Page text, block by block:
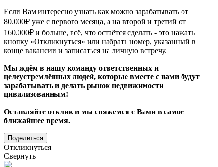
Если Вам интересно узнать как можно зарабатывать от
80.000₽ уже с первого месяца, а на второй и третий от
160.000₽ и больше, всё, что остаётся сделать - это нажать
кнопку «Откликнуться» или набрать номер, указанный в
конце вакансии и записаться на личную встречу.
Мы ждём в нашу команду ответственных и
целеустремлённых людей, которые вместе с нами будут
зарабатывать и делать рынок недвижимости
цивилизованным!
Оставляйте отклик и мы свяжемся с Вами в самое
ближайшее время.
Поделиться
Откликнуться
Свернуть